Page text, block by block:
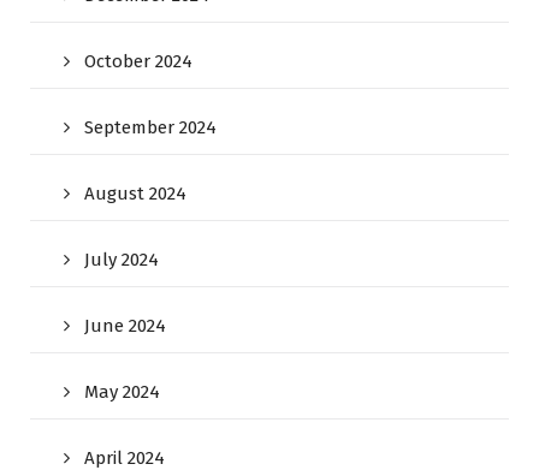
October 2024
September 2024
August 2024
July 2024
June 2024
May 2024
April 2024